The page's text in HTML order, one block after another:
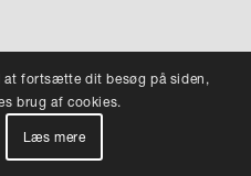
at fortsætte dit besøg på siden,
brug af cookies.
Læs mere